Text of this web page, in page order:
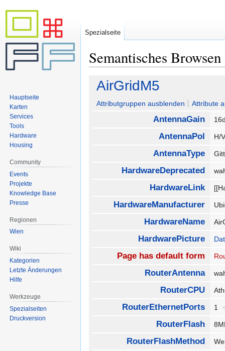
Semantisches Browsen
Navigation
springen
Suche
springen
AirGridM5
Attributgruppen ausblenden Attribute
AntennaGain
AntennaPol H/
AntennaType
HardwareDeprecated
HardwareLink
HardwareManufacturer
HardwareName
HardwarePicture
Page has default form
RouterAntenna
RouterCPU
RouterEthernetPorts 1
RouterFlash
RouterFlashMethod
Spezialseite
Hauptseite
Karten
Services
Tools
Hardware
Housing
Community
Events
Projekte
Knowledge Base
Presse
Regionen
Wien
Wiki
Kategorien
Letzte Änderungen
Hilfe
Werkzeuge
Spezialseiten
Druckversion